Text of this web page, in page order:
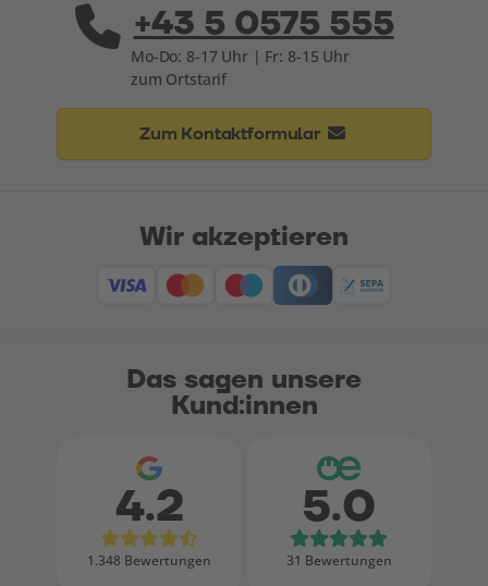
+43 5 0575 555
Mo-Do: 8-17 Uhr | Fr: 8-15 Uhr
zum Ortstarif
Zum Kontaktformular
Das sagen unsere
Kund:innen
Bewertungen bei Google
4.2
1.348 Bewertungen
5.0
31 Bewertungen
Wir akzeptieren